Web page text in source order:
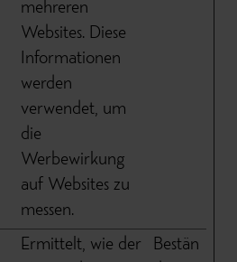
mehreren
Websites. Diese
Informationen
werden
verwendet, um
die
Werbewirkung
auf Websites zu
messen.
Ermittelt, wie der
Bestän